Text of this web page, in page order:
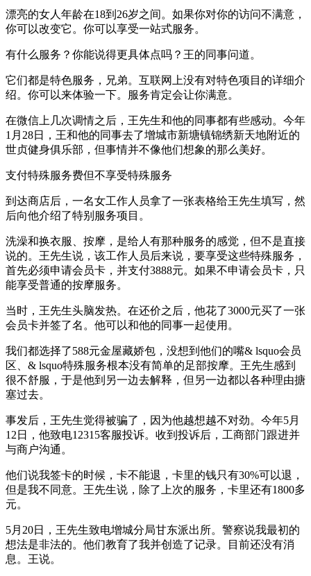
漂亮的女人年龄在18到26岁之间。如果你对你的访问不满意，
你可以改变它。你可以享受一站式服务。
有什么服务？你能说得更具体点吗？王的同事问道。
它们都是特色服务，兄弟。互联网上没有对特色项目的详细介
绍。你可以来体验一下。服务肯定会让你满意。
在微信上几次调情之后，王先生和他的同事都有些感动。今年
1月28日，王和他的同事去了增城市新塘镇锦绣新天地附近的
世贞健身俱乐部，但事情并不像他们想象的那么美好。
支付特殊服务费但不享受特殊服务
到达商店后，一名女工作人员拿了一张表格给王先生填写，然
后向他介绍了特别服务项目。
洗澡和换衣服、按摩，是给人有那种服务的感觉，但不是直接
说的。王先生说，该工作人员后来说，要享受这些特殊服务，
首先必须申请会员卡，并支付3888元。如果不申请会员卡，只
能享受普通的按摩服务。
当时，王先生头脑发热。在还价之后，他花了3000元买了一张
会员卡并签了名。他可以和他的同事一起使用。
我们都选择了588元金屋藏娇包，没想到他们的嘴& lsquo会员
区、& lsquo特殊服务根本没有简单的足部按摩。王先生感到
很不舒服，于是他到另一边去解释，但另一边都以各种理由搪
塞过去。
事发后，王先生觉得被骗了，因为他越想越不对劲。今年5月
12日，他致电12315客服投诉。收到投诉后，工商部门跟进并
与商户沟通。
他们说我签卡的时候，卡不能退，卡里的钱只有30%可以退，
但是我不同意。王先生说，除了上次的服务，卡里还有1800多
元。
5月20日，王先生致电增城分局甘东派出所。警察说我最初的
想法是非法的。他们教育了我并创造了记录。目前还没有消
息。王说。